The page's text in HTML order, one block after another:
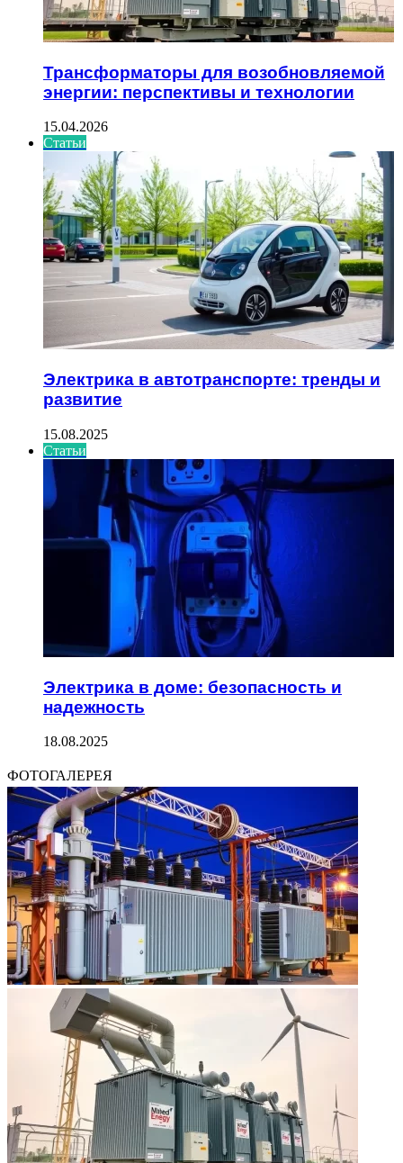
Трансформаторы для возобновляемой
энергии: перспективы и технологии
15.04.2026
Статьи
Электрика в автотранспорте: тренды и
развитие
15.08.2025
Статьи
Электрика в доме: безопасность и
надежность
18.08.2025
ФОТОГАЛЕРЕЯ